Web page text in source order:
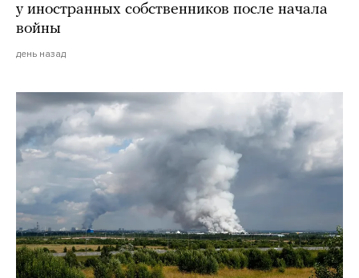
у иностранных собственников после начала
войны
день назад